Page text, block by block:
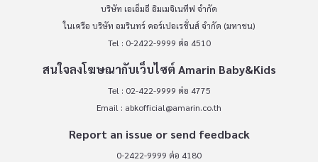
บริษัท เอเอ็มอี อิมเมจิเนทีฟ จำกัด
ในเครือ บริษัท อมรินทร์ คอร์เปอเรชั่นส์ จำกัด (มหาชน)
Tel : 0-2422-9999 ต่อ 4510
สนใจลงโฆษณากับเว็บไซต์ Amarin Baby&Kids
Tel : 02-422-9999 ต่อ 4775
Email : abkofficial@amarin.co.th
Report an issue or send feedback
0-2422-9999 ต่อ 4180